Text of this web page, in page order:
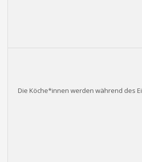
Die Köche*innen werden während des